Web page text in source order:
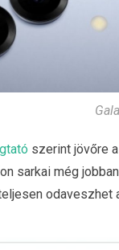
szerint jövőre
sarkai még
odaveszhet